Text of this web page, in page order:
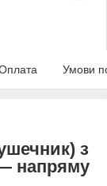
Умови
з
напряму